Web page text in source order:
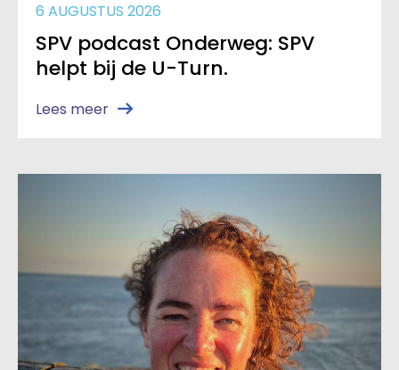
6 AUGUSTUS 2026
SPV podcast Onderweg: SPV
helpt bij de U-Turn.
Lees meer